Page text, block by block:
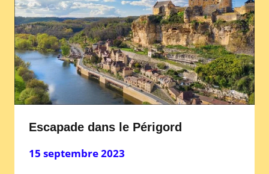
Escapade dans le Périgord
15 septembre 2023